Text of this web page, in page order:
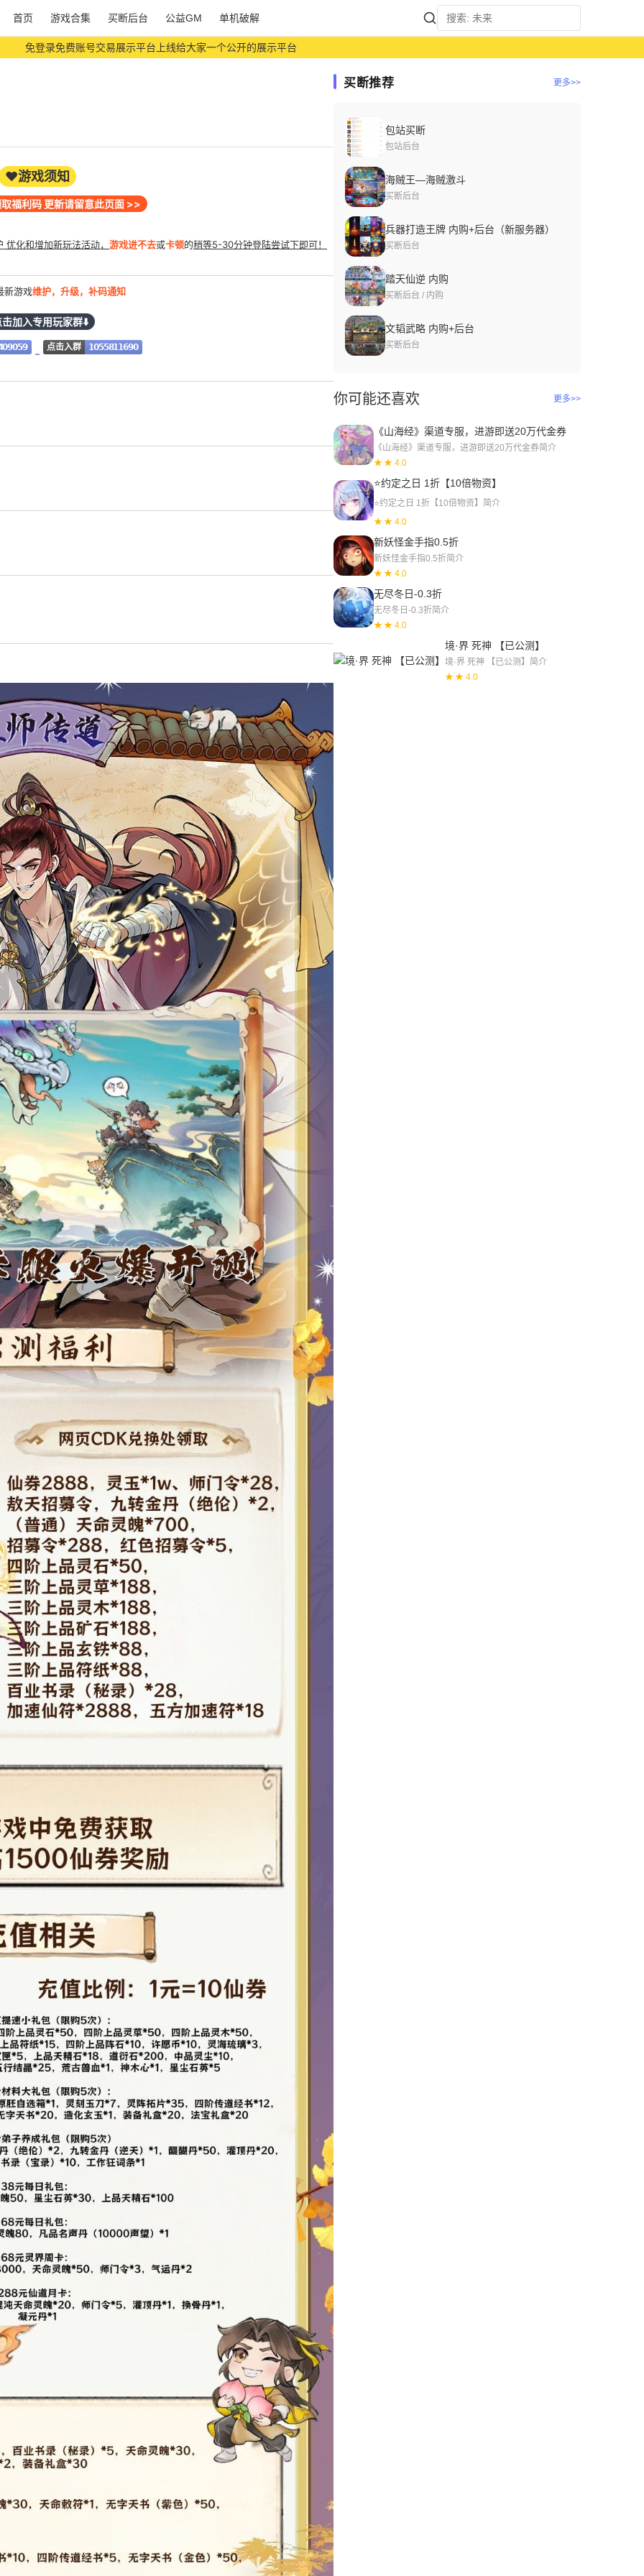
首页 游戏合集 买断后台 公益GM 单机破解
免登录免费账号交易展示平台上线给大家一个公开的展示平台
时礼包码 VIP777= 5阶宝石中级礼包*10 今晚12点更新每日累充5阶宝石随机礼包
❤️游戏须知
福利码 更新请留意此页面 >>
优化和增加新玩法活动， 游戏进不去或卡顿的稍等5-30分钟登陆尝试下即可！
新游戏维护，升级，补码通知
加入专用玩家群⬇️
点击入群 1055811690
买断推荐 更多>>
包站买断
包站后台
海贼王—海贼激斗
买断后台
兵器打造王牌 内购+后台（新服务器）
买断后台
踏天仙逆 内购
买断后台 / 内购
文韬武略 内购+后台
买断后台
你可能还喜欢 更多>>
《山海经》渠道专服，进游即送20万代金券
《山海经》渠道专服，进游即送20万代金券简介
★ 4.0
⭐约定之日 1折【10倍物资】
⭐约定之日 1折【10倍物资】简介
★ 4.0
新妖怪金手指0.5折
新妖怪金手指0.5折简介
★ 4.0
无尽冬日-0.3折
无尽冬日-0.3折简介
★ 4.0
境·界 死神 【已公测】
境·界 死神 【已公测】简介
★ 4.0